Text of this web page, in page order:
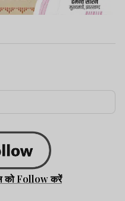
को Follow करें